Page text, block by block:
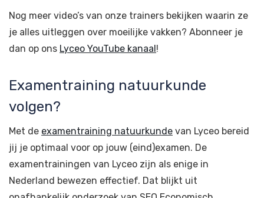
Nog meer video’s van onze trainers bekijken waarin ze
je alles uitleggen over moeilijke vakken? Abonneer je
dan op ons Lyceo YouTube kanaal!
Examentraining natuurkunde
volgen?
Met de examentraining natuurkunde van Lyceo bereid
jij je optimaal voor op jouw (eind)examen. De
examentrainingen van Lyceo zijn als enige in
Nederland bewezen effectief. Dat blijkt uit